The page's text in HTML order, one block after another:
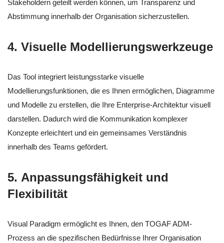
Stakeholdern geteilt werden können, um Transparenz und
Abstimmung innerhalb der Organisation sicherzustellen.
4. Visuelle Modellierungswerkzeuge
Das Tool integriert leistungsstarke visuelle
Modellierungsfunktionen, die es Ihnen ermöglichen, Diagramme
und Modelle zu erstellen, die Ihre Enterprise-Architektur visuell
darstellen. Dadurch wird die Kommunikation komplexer
Konzepte erleichtert und ein gemeinsames Verständnis
innerhalb des Teams gefördert.
5. Anpassungsfähigkeit und
Flexibilität
Visual Paradigm ermöglicht es Ihnen, den TOGAF ADM-
Prozess an die spezifischen Bedürfnisse Ihrer Organisation